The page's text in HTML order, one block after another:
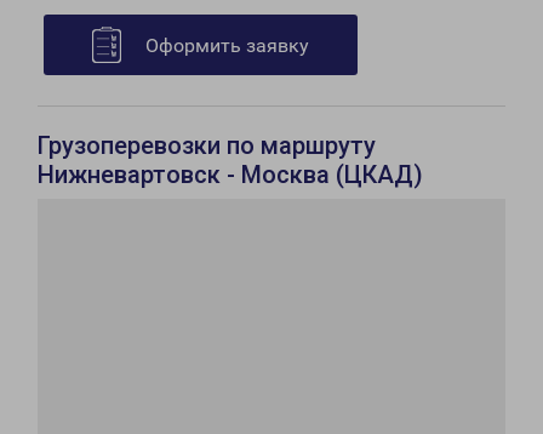
Оформить заявку
Грузоперевозки по маршруту
Нижневартовск - Москва (ЦКАД)